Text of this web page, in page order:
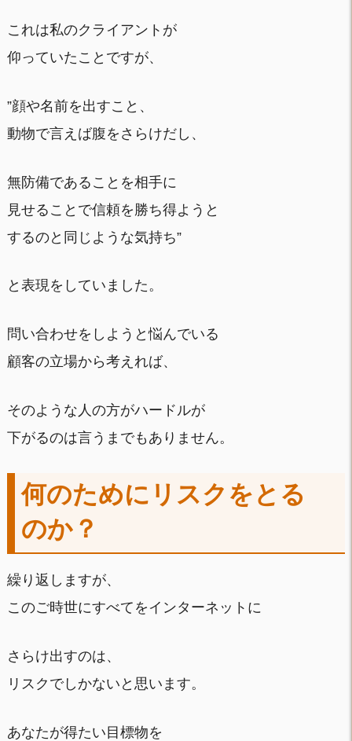
これは私のクライアントが
仰っていたことですが、
”顔や名前を出すこと、
動物で言えば腹をさらけだし、
無防備であることを相手に
見せることで信頼を勝ち得ようと
するのと同じような気持ち”
と表現をしていました。
問い合わせをしようと悩んでいる
顧客の立場から考えれば、
そのような人の方がハードルが
下がるのは言うまでもありません。
何のためにリスクをとる
のか？
繰り返しますが、
このご時世にすべてをインターネットに
さらけ出すのは、
リスクでしかないと思います。
あなたが得たい目標物を